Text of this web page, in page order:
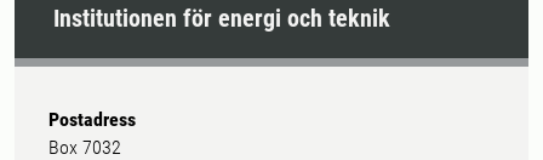
Institutionen för energi och teknik
Postadress
Box 7032